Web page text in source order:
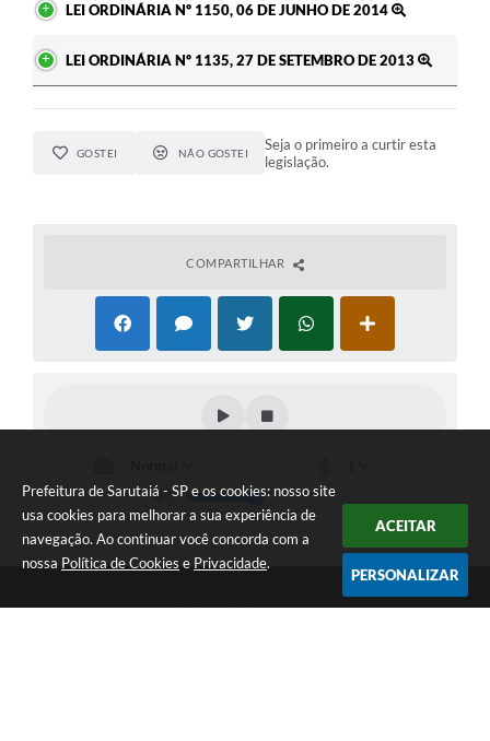
Prefeitura de Sarutaiá - SP e os cookies: nosso site
usa cookies para melhorar a sua experiência de
navegação. Ao continuar você concorda com a
nossa Política de Cookies e Privacidade.
ACEITAR
PERSONALIZAR
LEI ORDINÁRIA Nº 1150, 06 DE JUNHO DE 2014
LEI ORDINÁRIA Nº 1135, 27 DE SETEMBRO DE 2013
GOSTEI NÃO GOSTEI
Seja o primeiro a curtir esta
legislação.
COMPARTILHAR
Telefone: (14) 33871900